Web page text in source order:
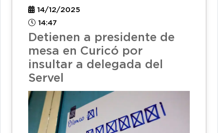
14/12/2025
14:47
Detienen a presidente de
mesa en Curicó por
insultar a delegada del
Servel